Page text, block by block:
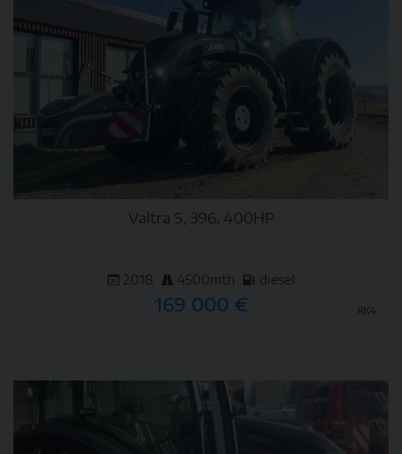
Valtra S, 396, 400HP
2018 4500mth diesel
169 000 € RK4
DETAIL